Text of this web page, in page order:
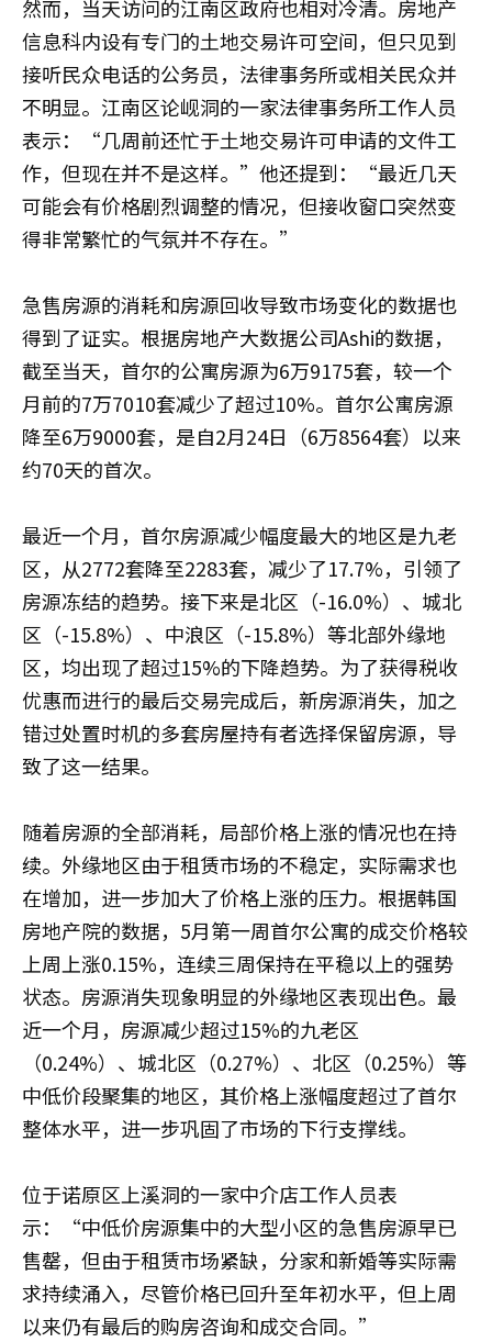
然而，当天访问的江南区政府也相对冷清。房地产
信息科内设有专门的土地交易许可空间，但只见到
接听民众电话的公务员，法律事务所或相关民众并
不明显。江南区论岘洞的一家法律事务所工作人员
表示：“几周前还忙于土地交易许可申请的文件工
作，但现在并不是这样。”他还提到：“最近几天
可能会有价格剧烈调整的情况，但接收窗口突然变
得非常繁忙的气氛并不存在。”
急售房源的消耗和房源回收导致市场变化的数据也
得到了证实。根据房地产大数据公司Ashi的数据，
截至当天，首尔的公寓房源为6万9175套，较一个
月前的7万7010套减少了超过10%。首尔公寓房源
降至6万9000套，是自2月24日（6万8564套）以来
约70天的首次。
最近一个月，首尔房源减少幅度最大的地区是九老
区，从2772套降至2283套，减少了17.7%，引领了
房源冻结的趋势。接下来是北区（-16.0%）、城北
区（-15.8%）、中浪区（-15.8%）等北部外缘地
区，均出现了超过15%的下降趋势。为了获得税收
优惠而进行的最后交易完成后，新房源消失，加之
错过处置时机的多套房屋持有者选择保留房源，导
致了这一结果。
随着房源的全部消耗，局部价格上涨的情况也在持
续。外缘地区由于租赁市场的不稳定，实际需求也
在增加，进一步加大了价格上涨的压力。根据韩国
房地产院的数据，5月第一周首尔公寓的成交价格较
上周上涨0.15%，连续三周保持在平稳以上的强势
状态。房源消失现象明显的外缘地区表现出色。最
近一个月，房源减少超过15%的九老区
（0.24%）、城北区（0.27%）、北区（0.25%）等
中低价段聚集的地区，其价格上涨幅度超过了首尔
整体水平，进一步巩固了市场的下行支撑线。
位于诺原区上溪洞的一家中介店工作人员表
示：“中低价房源集中的大型小区的急售房源早已
售罄，但由于租赁市场紧缺，分家和新婚等实际需
求持续涌入，尽管价格已回升至年初水平，但上周
以来仍有最后的购房咨询和成交合同。”